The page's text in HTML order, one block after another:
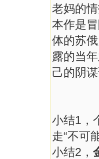
老妈的
本作是
体的苏
露的当
己的阴
小结1，
走“不可
小结2，